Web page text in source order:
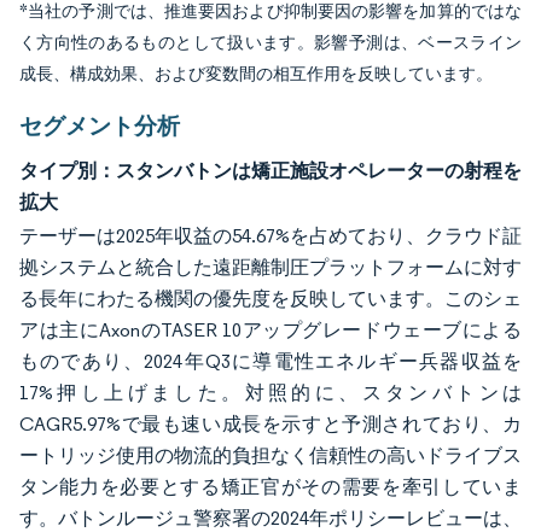
*当社の予測では、推進要因および抑制要因の影響を加算的ではな
く方向性のあるものとして扱います。影響予測は、ベースライン
成長、構成効果、および変数間の相互作用を反映しています。
セグメント分析
タイプ別：スタンバトンは矯正施設オペレーターの射程を
拡大
テーザーは2025年収益の54.67%を占めており、クラウド証
拠システムと統合した遠距離制圧プラットフォームに対す
る長年にわたる機関の優先度を反映しています。このシェ
アは主にAxonのTASER 10アップグレードウェーブによる
ものであり、2024年Q3に導電性エネルギー兵器収益を
17%押し上げました。対照的に、スタンバトンは
CAGR5.97%で最も速い成長を示すと予測されており、カ
ートリッジ使用の物流的負担なく信頼性の高いドライブス
タン能力を必要とする矯正官がその需要を牽引していま
す。バトンルージュ警察署の2024年ポリシーレビューは、